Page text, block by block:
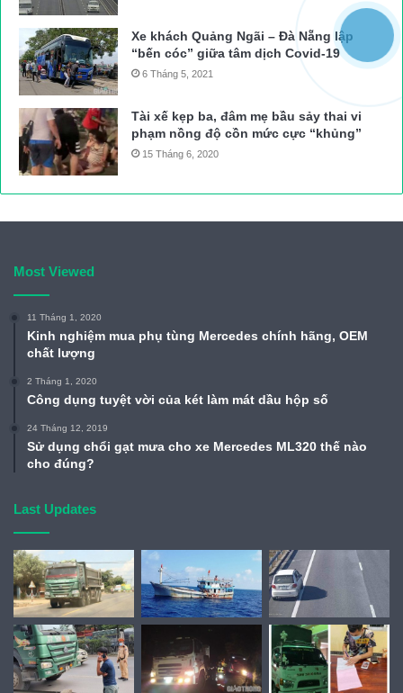
Xe khách Quảng Ngãi – Đà Nẵng lập
“bến cóc” giữa tâm dịch Covid-19
6 Tháng 5, 2021
Tài xế kẹp ba, đâm mẹ bầu sảy thai vi
phạm nồng độ cồn mức cực “khủng”
15 Tháng 6, 2020
Most Viewed
11 Tháng 1, 2020
Kinh nghiệm mua phụ tùng Mercedes chính hãng, OEM
chất lượng
2 Tháng 1, 2020
Công dụng tuyệt vời của két làm mát dầu hộp số
24 Tháng 12, 2019
Sử dụng chổi gạt mưa cho xe Mercedes ML320 thế nào
cho đúng?
Last Updates